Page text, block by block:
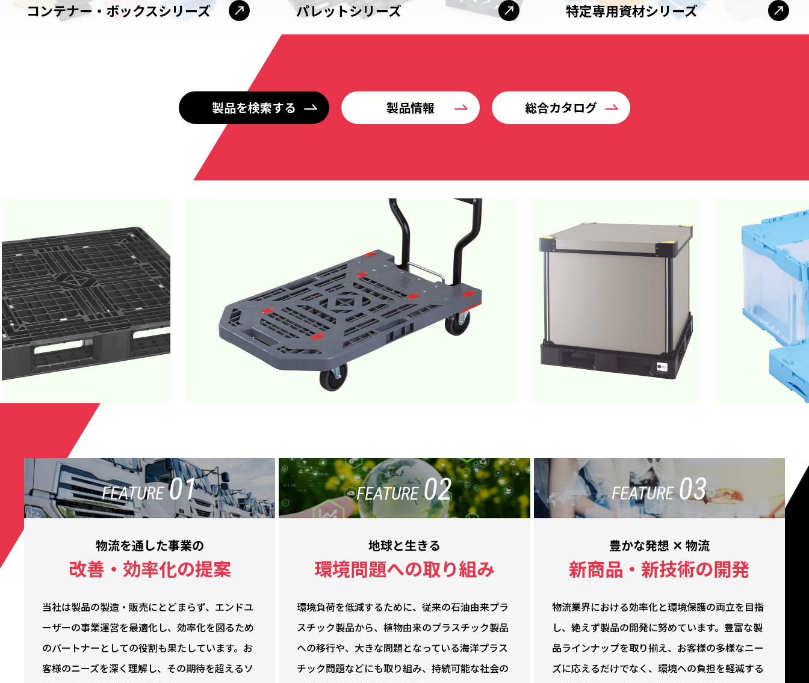
コンテナー・ボックスシリーズ パレットシリーズ 特定専用資材シリーズ
製品を検索する 製品情報 総合カタログ
FEATURE 01
物流を通した事業の
改善・効率化の提案
当社は製品の製造・販売にとどまらず、エンドユ
ーザーの事業運営を最適化し、効率化を図るため
のパートナーとしての役割も果たしています。お
客様のニーズを深く理解し、その期待を超えるソ
FEATURE 02
地球と生きる
環境問題への取り組み
環境負荷を低減するために、従来の石油由来プラ
スチック製品から、植物由来のプラスチック製品
への移行や、大きな問題となっている海洋プラス
チック問題などにも取り組み、持続可能な社会の
FEATURE 03
豊かな発想 ✕ 物流
新商品・新技術の開発
物流業界における効率化と環境保護の両立を目指
し、絶えず製品の開発に努めています。豊富な製
品ラインナップを取り揃え、お客様の多様なニー
ズに応えるだけでなく、環境への負担を軽減する